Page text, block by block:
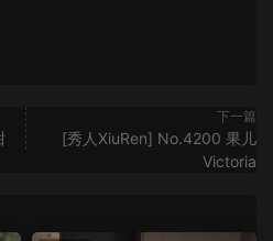
下一篇
[秀人XiuRen] No.4200 果儿
Victoria